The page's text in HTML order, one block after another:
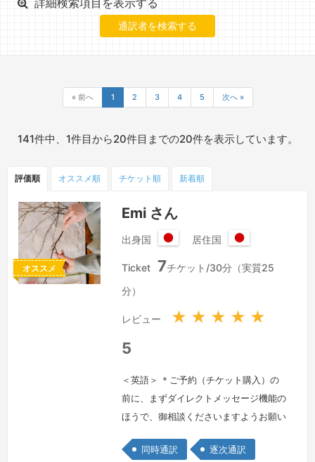
« 前へ 1 2 3 4 5 次へ »
141件中、1件目から20件目までの20件を表示しています。
評価順 オススメ順 チケット 順 新着順
オススメ
Emi さん
出身国
本
居住国
本
Ticket 7チケット/30分（実質25
分）
レビュー ★ ★ ★ ★ ★
5
＜英語＞ ＊ご予約（チケット購入）の
前に、まずダイレクトメッセージ機能の
ほうで、御相談くださいますようお願い
は、お客様のご予算に合わせ、ご相談に
同時通訳 逐次通訳